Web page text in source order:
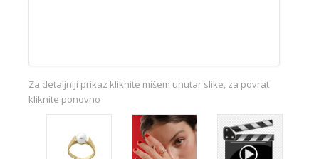
Za detaljniji prikaz kliknite mišem unutar slike, za povrat
kliknite ponovno